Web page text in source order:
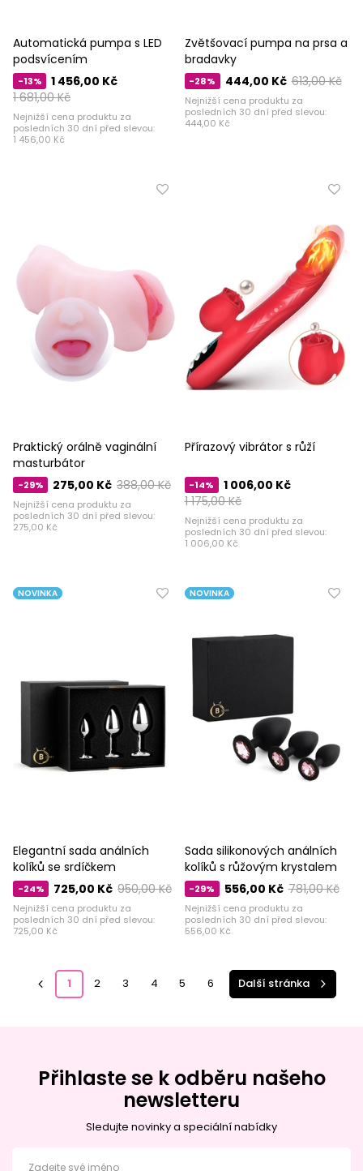
Automatická pumpa s LED
podsvícením
-13%
1 681,00 Kč
1 456,00 Kč
Nejnižší cena produktu za
posledních 30 dní před slevou:
1 456,00 Kč
Zvětšovací pumpa na prsa a
bradavky
-28% 613,00 Kč
444,00 Kč
Nejnižší cena produktu za
posledních 30 dní před slevou:
444,00 Kč
Praktický orálně vaginální
masturbátor
-29% 388,00 Kč
275,00 Kč
Nejnižší cena produktu za
posledních 30 dní před slevou:
275,00 Kč
Přírazový vibrátor s růží
-14%
1 175,00 Kč
1 006,00 Kč
Nejnižší cena produktu za
posledních 30 dní před slevou:
1 006,00 Kč
NOVINKA
Elegantní sada análních
kolíků se srdíčkem
-24% 950,00 Kč
725,00 Kč
Nejnižší cena produktu za
posledních 30 dní před slevou:
725,00 Kč
NOVINKA
Sada silikonových análních
kolíků s růžovým krystalem
-29% 781,00 Kč
556,00 Kč
Nejnižší cena produktu za
posledních 30 dní před slevou:
556,00 Kč
1 2 3 4 5 6 Další stránka
Přihlaste se k odběru našeho
newsletteru
Sledujte novinky a speciální nabídky
Zadejte své jméno